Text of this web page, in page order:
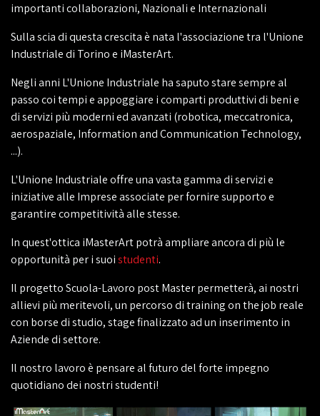
importanti collaborazioni, Nazionali e Internazionali
Sulla scia di questa crescita è nata l'associazione tra l'Unione
Industriale di Torino e iMasterArt.
Negli anni L'Unione Industriale ha saputo stare sempre al
passo coi tempi e appoggiare i comparti produttivi di beni e
di servizi più moderni ed avanzati (robotica, meccatronica,
aerospaziale, Information and Communication Technology,
...).
L'Unione Industriale offre una vasta gamma di servizi e
iniziative alle Imprese associate per fornire supporto e
garantire competitività alle stesse.
In quest'ottica iMasterArt potrà ampliare ancora di più le
opportunità per i suoistudenti.
Il progetto Scuola-Lavoro post Master permetterà, ai nostri
allievi più meritevoli, un percorso di training on the job reale
con borse di studio, stage finalizzato ad un inserimento in
Aziende di settore.
Il nostro lavoro è pensare al futuro del forte impegno
quotidiano dei nostri studenti!